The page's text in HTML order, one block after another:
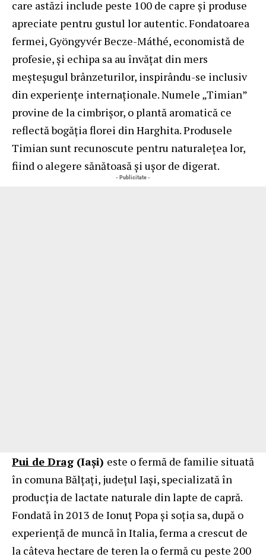
care astăzi include peste 100 de capre și produse
apreciate pentru gustul lor autentic. Fondatoarea
fermei, Gyöngyvér Becze-Máthé, economistă de
profesie, și echipa sa au învățat din mers
meșteșugul brânzeturilor, inspirându-se inclusiv
din experiențe internaționale. Numele „Timian”
provine de la cimbrișor, o plantă aromatică ce
reflectă bogăția florei din Harghita. Produsele
Timian sunt recunoscute pentru naturalețea lor,
fiind o alegere sănătoasă și ușor de digerat.
- Publicitate -
Pui de Drag (Iași) este o fermă de familie situată
în comuna Bălțați, județul Iași, specializată în
producția de lactate naturale din lapte de capră.
Fondată în 2013 de Ionuț Popa și soția sa, după o
experiență de muncă în Italia, ferma a crescut de
la câteva hectare de teren la o fermă cu peste 200